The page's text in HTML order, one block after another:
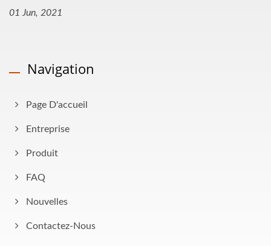
01 Jun, 2021
Navigation
Page D'accueil
Entreprise
Produit
FAQ
Nouvelles
Contactez-Nous